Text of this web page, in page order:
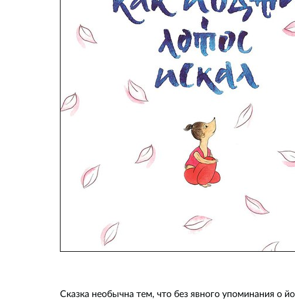
Сказка необычна тем, что без явного упоминания о